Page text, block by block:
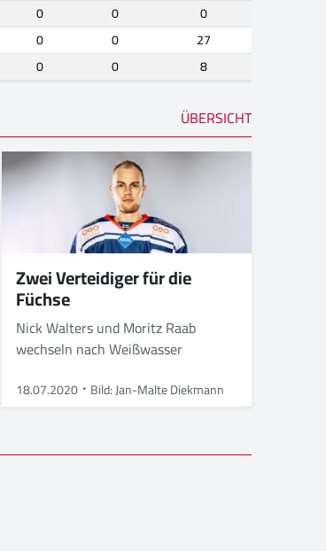
0 0
0
0 0
27
0 0 8
ÜBERSICHT
Zwei Verteidiger für die
Füchse
Nick Walters und Moritz Raab
wechseln nach Weißwasser
18.07.2020 Bild: Jan-Malte Diekmann